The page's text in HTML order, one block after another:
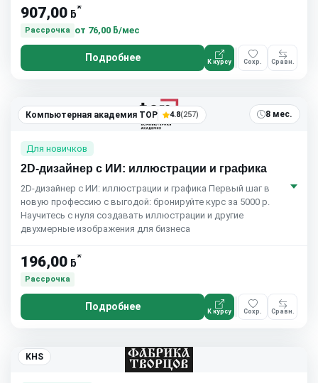
907,00 ƃ*
Рассрочка от 76,00 ƃ/мес
Подробнее К курсу Сохр. Сравн.
Компьютерная академия TOP 4.8(257) 8 мес.
Для новичков
2D-дизайнер с ИИ: иллюстрации и графика
2D-дизайнер с ИИ: иллюстрации и графика Первый шаг в
новую профессию с выгодой: бронируйте курс за 5000 р.
Научитесь с нуля создавать иллюстрации и другие
двухмерные изображения для бизнеса
196,00 ƃ*
Рассрочка
Подробнее К курсу Сохр. Сравн.
KHS